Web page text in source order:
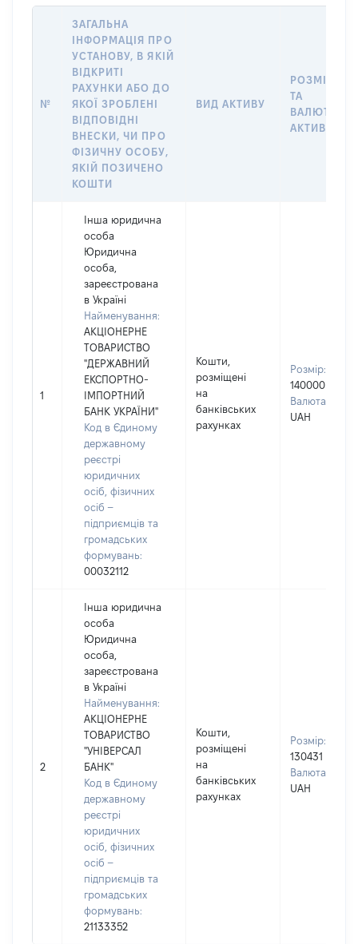
№
ЗАГАЛЬНА
ІНФОРМАЦІЯ ПРО
УСТАНОВУ, В ЯКІЙ
ВІДКРИТІ
РАХУНКИ АБО ДО
ЯКОЇ ЗРОБЛЕНІ
ВІДПОВІДНІ
ВНЕСКИ, ЧИ ПРО
ФІЗИЧНУ ОСОБУ,
ЯКІЙ ПОЗИЧЕНО
КОШТИ
ВИД АКТИВУ
РОЗМІР
ТА
ВАЛЮТА
АКТИВУ
1
Інша юридична
особа
Юридична
особа,
зареєстрована
в Україні
Найменування:
АКЦІОНЕРНЕ
ТОВАРИСТВО
"ДЕРЖАВНИЙ
ЕКСПОРТНО-
ІМПОРТНИЙ
БАНК УКРАЇНИ"
Код в Єдиному
державному
реєстрі
юридичних
осіб, фізичних
осіб –
підприємців та
громадських
формувань:
00032112
Кошти,
розміщені
на
банківських
рахунках
Розмір:
140000
Валюта:
UAH
2
Інша юридична
особа
Юридична
особа,
зареєстрована
в Україні
Найменування:
АКЦІОНЕРНЕ
ТОВАРИСТВО
"УНІВЕРСАЛ
БАНК"
Код в Єдиному
державному
реєстрі
юридичних
осіб, фізичних
осіб –
підприємців та
громадських
формувань:
21133352
Кошти,
розміщені
на
банківських
рахунках
Розмір:
130431
Валюта:
UAH